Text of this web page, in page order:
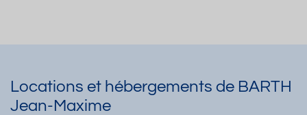
Locations et hébergements de BARTH
Jean-Maxime